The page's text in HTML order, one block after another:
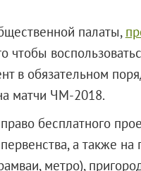
палаты,
чтобы
в обязательном
матчи ЧМ-2018.
бесплатного
а также
метро),